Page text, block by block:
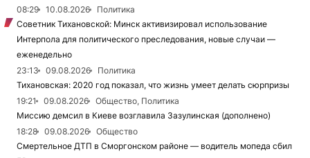
08:29
10.08.2026
Политика
Советник Тихановской: Минск активизировал использование
Интерпола для политического преследования, новые случаи —
еженедельно
23:13
09.08.2026
Политика
Тихановская: 2020 год показал, что жизнь умеет делать сюрпризы
19:21
09.08.2026
Общество, Политика
Миссию демсил в Киеве возглавила Зазулинская (дополнено)
18:28
09.08.2026
Общество
Смертельное ДТП в Сморгонском районе — водитель мопеда сбил